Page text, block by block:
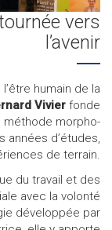
vers
l’avenir
humain de la
Vivier fonde
méthode morpho-
années d’études,
de terrain.
du travail et des
avec la volonté
développée par